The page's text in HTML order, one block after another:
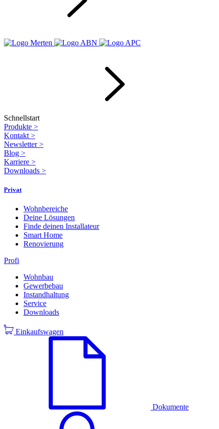
Schnellstart
Produkte >
Kontakt >
Newsletter>
Blog >
Karriere >
Downloads >
Privat
Wohnbereiche
Deine Lösungen
Finde deinen Installateur
Smart Home
Renovierung
Profi
Wohnbau
Gewerbebau
Instandhaltung
Service
Downloads
Einkaufswagen
Dokumente